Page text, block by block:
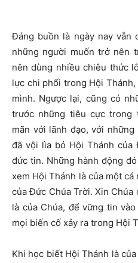
Đáng buồn là ngày nay vẫn
những người muốn trở nên
nên dùng nhiều chiêu thức
lực chi phối trong Hội
mình. Ngược lại, cũng có
trước những tiêu cực trong
mãn với lãnh đạo, với
đã vội lìa bỏ Hội Thánh của
đức tin. Những hành động
xem Hội Thánh là của một
của Đức Chúa Trời. Xin
là của Chúa, để vững tin
mọi biến cố xảy ra trong Hội
Khi học biết Hội Thánh là